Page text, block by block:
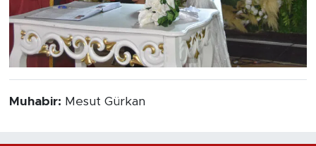
Muhabir: Mesut Gürkan